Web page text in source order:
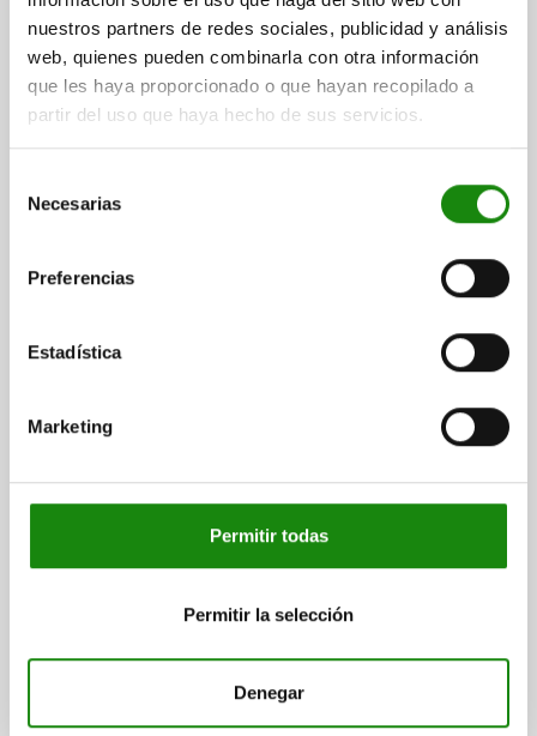
nuestros partners de redes sociales, publicidad y análisis
web, quienes pueden combinarla con otra información
que les haya proporcionado o que hayan recopilado a
partir del uso que haya hecho de sus servicios.
Necesarias
Preferencias
Estadística
Marketing
Permitir todas
Permitir la selección
Denegar
más IVA.
más gastos de envío
DETALLES
05538
Cierres acodados de acero o acero inoxidable con brida de
sujeción ancha hasta 2000N, perforaciones atornilladas
más gastos de envío